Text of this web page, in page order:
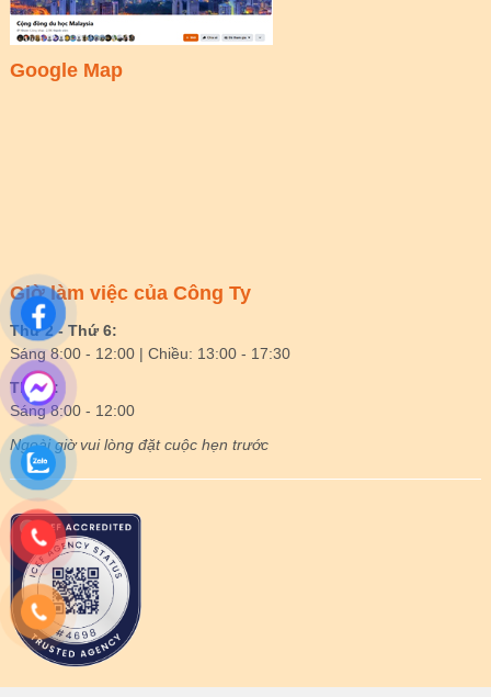
Google Map
Giờ làm việc của Công Ty
Thứ 2 - Thứ 6:
Sáng 8:00 - 12:00 | Chiều: 13:00 - 17:30
Thứ 7:
Sáng 8:00 - 12:00
Ngoài giờ vui lòng đặt cuộc hẹn trước